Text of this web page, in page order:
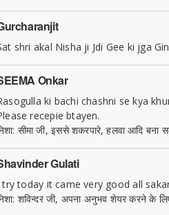
shri akal Nisha ji Jdi Gee ki jga
Onkar
ki bachi chashni se kya
recepie btayen.
सीमा जी, इससे शकरपारे, हलवा आदि बना
Gulati
try today it came very good all
शविन्दर जी, अपना अनुभव शेयर करने के